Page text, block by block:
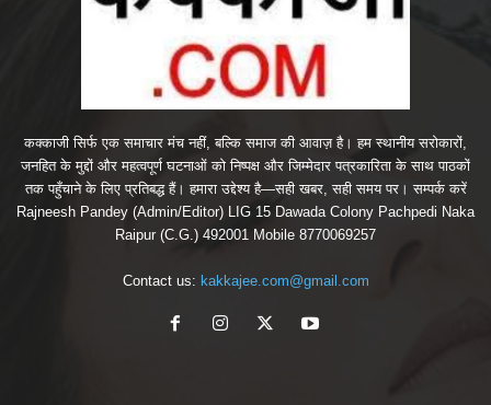
कक्काजी सिर्फ एक समाचार मंच नहीं, बल्कि समाज की आवाज़ है। हम स्थानीय सरोकारों,
जनहित के मुद्दों और महत्वपूर्ण घटनाओं को निष्पक्ष और जिम्मेदार पत्रकारिता के साथ पाठकों
तक पहुँचाने के लिए प्रतिबद्ध हैं। हमारा उद्देश्य है—सही खबर, सही समय पर। सम्पर्क करें
Rajneesh Pandey (Admin/Editor) LIG 15 Dawada Colony Pachpedi Naka
Raipur (C.G.) 492001 Mobile 8770069257
Contact us: kakkajee.com@gmail.com